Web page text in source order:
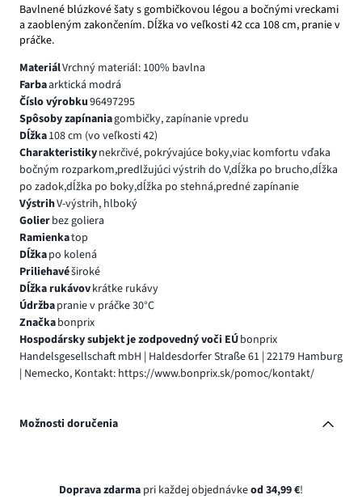
Bavlnené blúzkové šaty s gombičkovou légou a bočnými vreckami
a zaobleným zakončením. Dĺžka vo veľkosti 42 cca 108 cm, pranie v
práčke.
MateriálVrchný materiál: 100% bavlna
Farbaarktická modrá
Číslo výrobku96497295
Spôsoby zapínaniagombičky, zapínanie vpredu
Dĺžka108 cm (vo veľkosti 42)
Charakteristikynekrčivé, pokrývajúce boky,viac komfortu vďaka
bočným rozparkom,predlžujúci výstrih do V,dĺžka po brucho,dĺžka
po zadok,dĺžka po boky,dĺžka po stehná,predné zapínanie
VýstrihV-výstrih, hlboký
Golierbez goliera
Ramienkatop
Dĺžkapo kolená
Priliehavéširoké
Dĺžka rukávovkrátke rukávy
Údržbapranie v práčke 30°C
Značkabonprix
Hospodársky subjekt je zodpovedný voči EÚbonprix
Handelsgesellschaft mbH | Haldesdorfer Straße 61 | 22179 Hamburg
| Nemecko, Kontakt: https://www.bonprix.sk/pomoc/kontakt/
Možnosti doručenia
Doprava zdarma pri každej objednávkeod 34,99 €!